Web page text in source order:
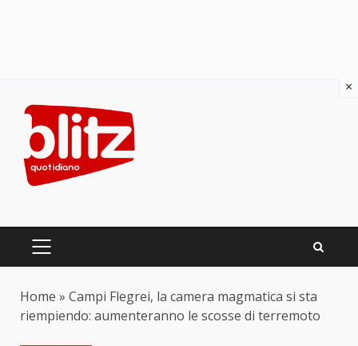
content
PRIMARY
Home » Campi Flegrei, la camera magmatica si sta
riempiendo: aumenteranno le scosse di terremoto
×